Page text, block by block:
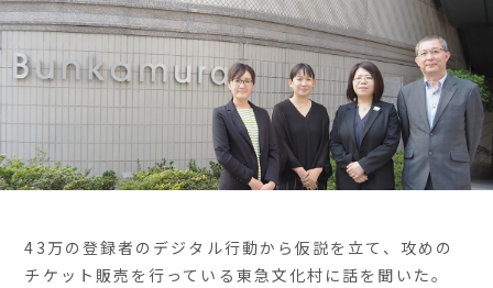
43万の登録者のデジタル行動から仮説を立て、攻めの
チケット販売を行っている東急文化村に話を聞いた。